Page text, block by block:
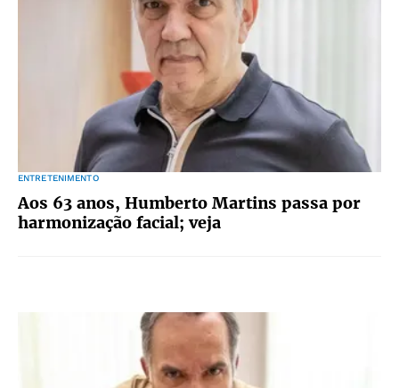
ENTRETENIMENTO
Aos 63 anos, Humberto Martins passa por
harmonização facial; veja